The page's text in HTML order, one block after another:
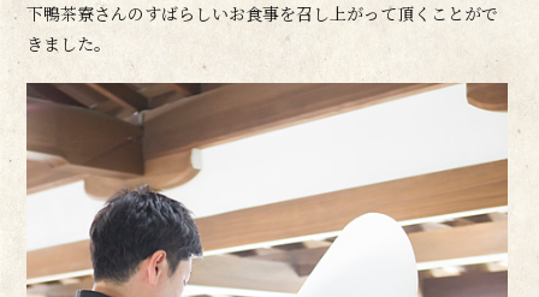
下鴨茶寮さんのすばらしいお食事を召し上がって頂くことがで
きました。